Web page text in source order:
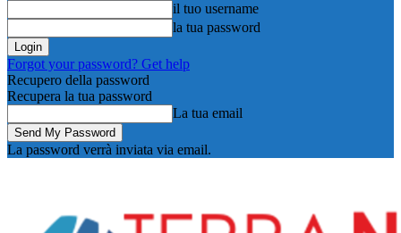
il tuo username
la tua password
Forgot your password? Get help
Recupero della password
Recupera la tua password
La tua email
La password verrà inviata via email.